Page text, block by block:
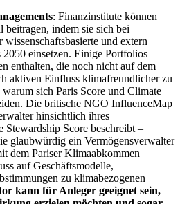
: Finanzinstitute können
indem sie sich bei
und extern
einsetzen. Einige Portfolios
enthalten, die noch nicht auf dem
aktiven Einfluss klimafreundlicher zu
sich Paris Score und Climate
Die britische NGO InfluenceMap
hinsichtlich ihres
Score beschreibt –
glaubwürdig ein Vermögensverwalter
dem Pariser Klimaabkommen
auf Geschäftsmodelle,
zu klimabezogenen
kann für Anleger geeignet sein,